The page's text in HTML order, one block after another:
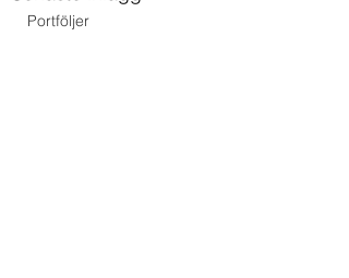
Portföljer